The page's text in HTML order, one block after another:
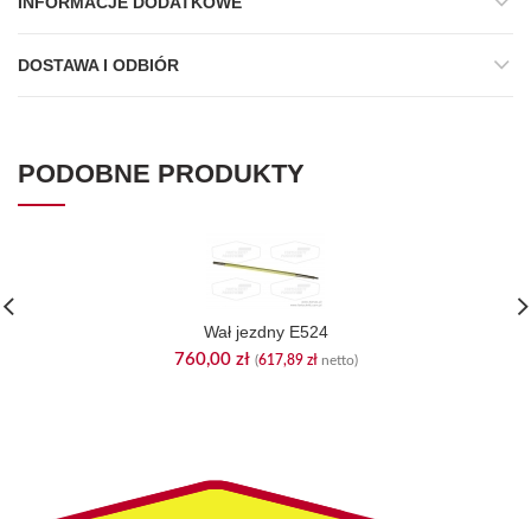
DOSTAWA I ODBIÓR
PODOBNE PRODUKTY
Wał jezdny E524
760,00 zł (617,89 złnetto)